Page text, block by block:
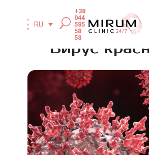
RU
+38
044
585
58
58
Вирус